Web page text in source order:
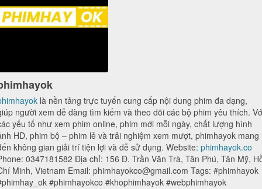
là nền tảng trực tuyến cung cấp nội dung phim đa dạng,
người xem dễ dàng tìm kiếm và theo dõi các bộ phim yêu thích.
yếu tố như xem phim online, phim mới mỗi ngày, chất lượng hình
HD, phim bộ – phim lẻ và trải nghiệm xem mượt, phimhayok mang
không gian giải trí tiện lợi và dễ sử dụng. Website: phimhayok.co
0347181582 Địa chỉ: 156 Đ. Trần Văn Trà, Tân Phú, Tân Mỹ,
Minh, Vietnam Email: phimhayokco@gmail.com Tags: #phimhayok
#phimhayokco #khophimhayok #webphimhayok